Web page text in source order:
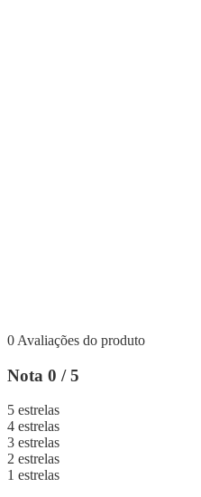
0 Avaliações do produto
Nota 0 / 5
5 estrelas
4 estrelas
3 estrelas
2 estrelas
1 estrelas